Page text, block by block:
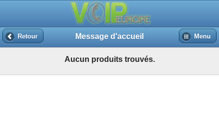
Retour Message d'accueil Menu
Aucun produits trouvés.